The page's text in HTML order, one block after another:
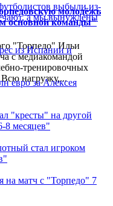
молодёжь
основной команды"
"Торпедо" Ильи
с медиакомандой
тренировочных
нагрузку,...
выбыли из-
а мы вынуждены
из Испании и
евро за Алексея
"кресты" на другой
8 месяцев"
стал игроком
на матч с "Торпедо" 7